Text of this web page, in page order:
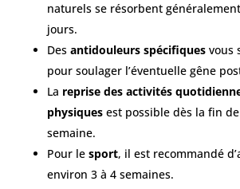
naturels se résorbent
jours.
Des antidouleurs spécifiquesvous
pour soulager l’éventuelle gêne
La reprise des activités
physiquesest possible dès la fin
semaine.
Pour le sport, il est recommandé
environ 3 à 4 semaines.